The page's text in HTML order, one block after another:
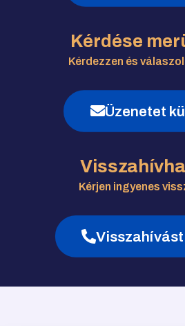
Kérdése
Kérdezzen és
Üzenetet
Kérjen ingyenes
Visszahívást